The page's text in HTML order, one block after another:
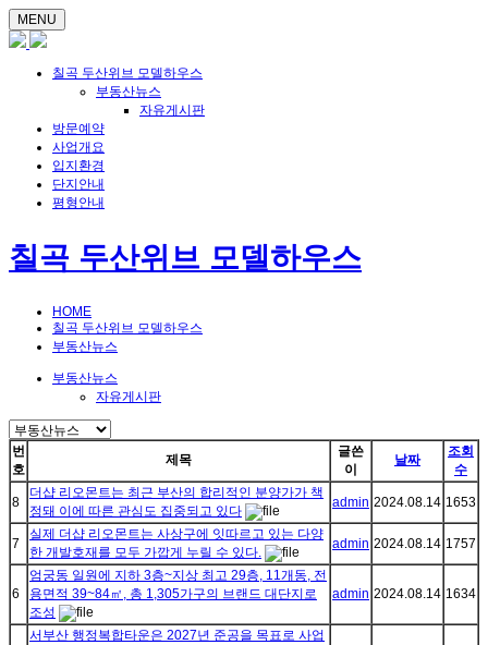
MENU
칠곡 두산위브 모델하우스
부동산뉴스
자유게시판
방문예약
사업개요
입지환경
단지안내
평형안내
칠곡 두산위브 모델하우스
HOME
칠곡 두산위브 모델하우스
부동산뉴스
부동산뉴스
자유게시판
번
호
제목
글쓴
이
날짜
조회
수
8
더샵 리오몬트는 최근 부산의 합리적인 분양가가 책
정돼 이에 따른 관심도 집중되고 있다
admin 2024.08.14 1653
7
실제 더샵 리오몬트는 사상구에 잇따르고 있는 다양
한 개발호재를 모두 가깝게 누릴 수 있다.
admin 2024.08.14 1757
6
엄궁동 일원에 지하 3층~지상 최고 29층, 11개동, 전
용면적 39~84㎡, 총 1,305가구의 브랜드 대단지로
조성
admin 2024.08.14 1634
서부산 행정복합타운은 2027년 준공을 목표로 사업